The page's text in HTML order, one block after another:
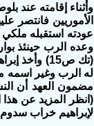
وعده الرب حينئذ
(انظر المزيد عن
لإبراهيم خراب سدوم